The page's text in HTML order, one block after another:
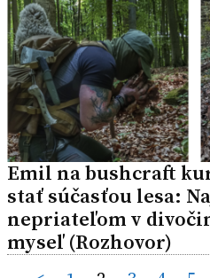
Emil na bushcraft
stať súčasťou lesa:
nepriateľom v
myseľ (Rozhovor)